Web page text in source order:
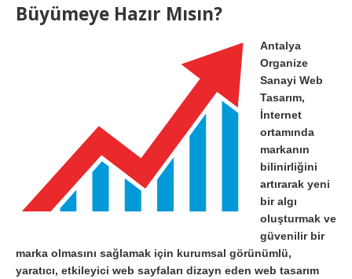
Büyümeye Hazır Mısın?
Antalya
Organize
Sanayi Web
Tasarım,
İnternet
ortamında
markanın
bilinirliğini
artırarak yeni
bir algı
oluşturmak ve
güvenilir bir
marka olmasını sağlamak için kurumsal görünümlü,
yaratıcı, etkileyici web sayfaları dizayn eden web tasarım